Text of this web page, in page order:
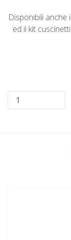
Disponibili
ed il kit